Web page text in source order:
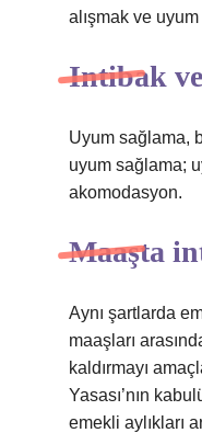
alışmak ve
Intibak
Uyum sağlama,
uyum sağlama;
akomodasyon.
Maaşta
Aynı şartlarda
maaşları
kaldırmayı
Yasası’nın
emekli aylıkları